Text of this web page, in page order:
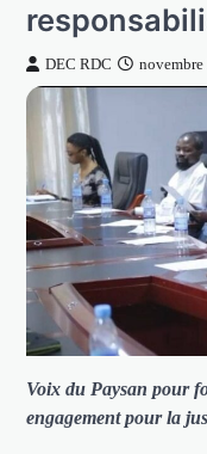
DEC RDC novembre
Voix du Paysan pour
engagement pour la